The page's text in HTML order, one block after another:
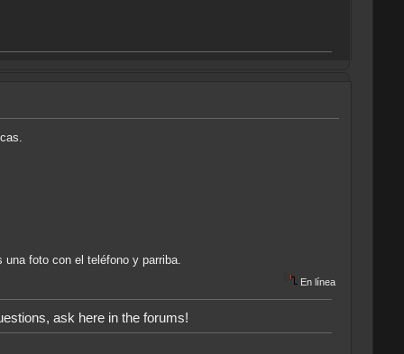
foto con el teléfono y parriba.
En línea
ask here in the forums!